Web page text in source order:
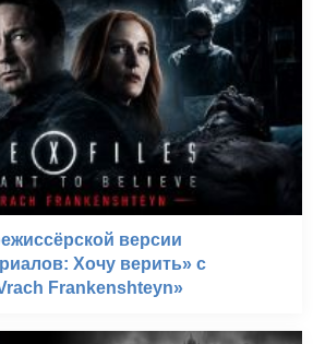
версии
Хочу верить» с
Frankenshteyn»